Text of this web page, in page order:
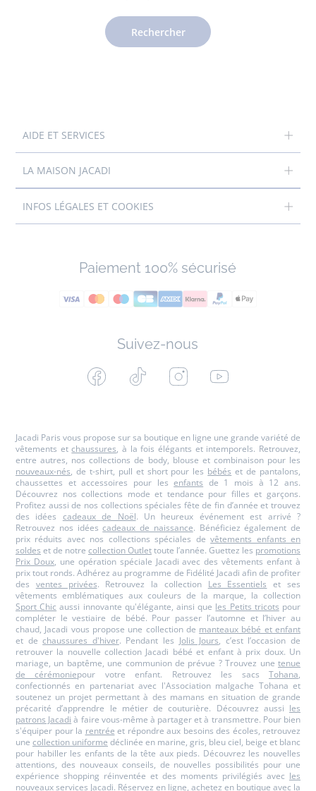
Rechercher
AIDE ET SERVICES
LA MAISON JACADI
INFOS LÉGALES ET COOKIES
Paiement 100% sécurisé
Suivez-nous
Facebook Tiktok InstagramYoutube
Jacadi Paris vous propose sur sa boutique en ligne une grande variété de
vêtements etchaussures, à la fois élégants et intemporels. Retrouvez,
entre autres, nos collections de body, blouse et combinaison pour les
nouveaux-nés, de t-shirt, pull et short pour les bébés et de pantalons,
chaussettes et accessoires pour lesenfants de 1 mois à 12 ans.
Découvrez nos collections mode et tendance pour filles et garçons.
Profitez aussi de nos collections spéciales fête de fin d’année et trouvez
des idées cadeaux de Noël. Un heureux événement est arrivé ?
Retrouvez nos idéescadeaux de naissance. Bénéficiez également de
prix réduits avec nos collections spéciales devêtements enfants en
soldes et de notre collection Outlettoute l’année. Guettez les promotions
Prix Doux, une opération spéciale Jacadi avec des vêtements enfant à
prix tout ronds. Adhérez au programme de Fidélité Jacadi afin de profiter
des ventes privées. Retrouvez la collection Les Essentiels et ses
vêtements emblématiques aux couleurs de la marque, la collection
Sport Chic aussi innovante qu'élégante, ainsi que les Petits tricots pour
compléter le vestiaire de bébé. Pour passer l’automne et l’hiver au
chaud, Jacadi vous propose une collection de manteaux bébé et enfant
et dechaussures d'hiver. Pendant les Jolis Jours, c’est l’occasion de
retrouver la nouvelle collection Jacadi bébé et enfant à prix doux. Un
mariage, un baptême, une communion de prévue ? Trouvez une tenue
de cérémoniepour votre enfant. Retrouvez les sacsTohana,
confectionnés en partenariat avec l'Association malgache Tohana et
soutenez un projet permettant à des mamans en situation de grande
précarité d’apprendre le métier de couturière. Découvrez aussi les
patrons Jacadi à faire vous-même à partager et à transmettre. Pour bien
s'équiper pour la rentrée et répondre aux besoins des écoles, retrouvez
une collection uniforme déclinée en marine, gris, bleu ciel, beige et blanc
pour habiller les enfants de la tête aux pieds. Découvrez les nouvelles
attentions, des nouveaux conseils, de nouvelles possibilités pour une
expérience shopping réinventée et des moments privilégiés avec les
nouveaux services Jacadi. Réservez en ligne, achetez en boutique avec la